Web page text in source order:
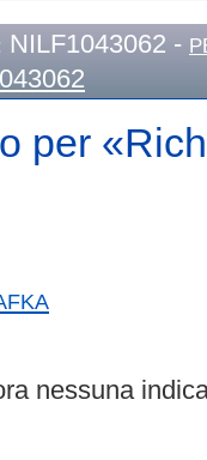
NILF1043062 -
per
nessuna